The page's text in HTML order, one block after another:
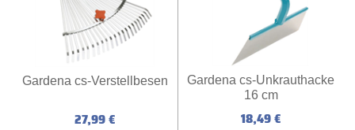
Gardena cs-Verstellbesen
27,99 €
Gardena cs-Unkrauthacke
16 cm
18,49 €